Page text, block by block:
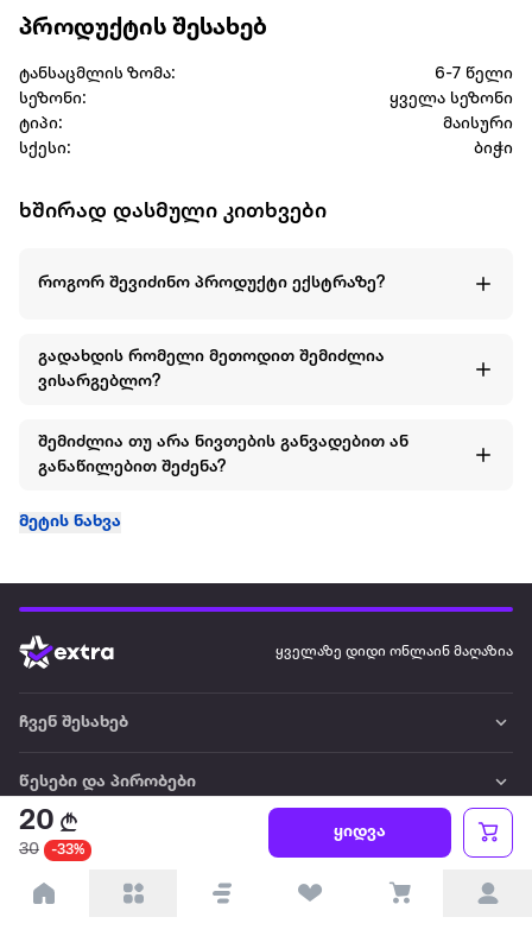
დამზადებულია თანამედროვე დიზაინით, გამოიყენება
იწვევს ოფლიანობას, არ აღიზიანებს კანს. ქსოვილი არ
ხუნდება და არ იცვლის ფერს.
შემადგენლობა: მაისური: 100% ბამბა
სეზონი: გაზაფხული-ზაფხული
20
30 -33%
ყიდვა
პროდუქტის შესახებ
ტანსაცმლის ზომა:
6-7 წელი
სეზონი:
ყველა სეზონი
ტიპი:
მაისური
სქესი:
ბიჭი
ხშირად დასმული კითხვები
როგორ შევიძინო პროდუქტი ექსტრაზე?
გადახდის რომელი მეთოდით შემიძლია
ვისარგებლო?
შემიძლია თუ არა ნივთების განვადებით ან
განაწილებით შეძენა?
მეტის ნახვა
ყველაზე დიდი ონლაინ მაღაზია
ჩვენ შესახებ
წესები და პირობები
პარტნიორებისთვის
ტრენდული